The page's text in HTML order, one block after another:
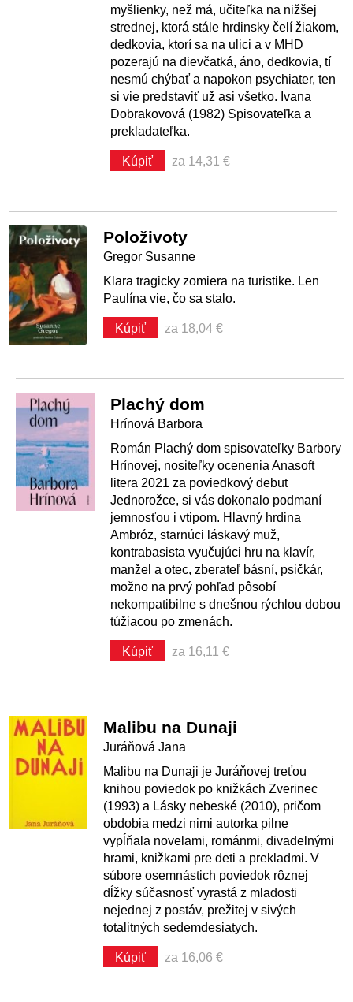
myšlienky, než má, učiteľka na nižšej
strednej, ktorá stále hrdinsky čelí žiakom,
dedkovia, ktorí sa na ulici a v MHD
pozerajú na dievčatká, áno, dedkovia, tí
nesmú chýbať a napokon psychiater, ten
si vie predstaviť už asi všetko. Ivana
Dobrakovová (1982) Spisovateľka a
prekladateľka.
Kúpiť za 14,31 €
Položivoty
Gregor Susanne
Klara tragicky zomiera na turistike. Len
Paulína vie, čo sa stalo.
Kúpiť za 18,04 €
Plachý dom
Hrínová Barbora
Román Plachý dom spisovateľky Barbory
Hrínovej, nositeľky ocenenia Anasoft
litera 2021 za poviedkový debut
Jednorožce, si vás dokonalo podmaní
jemnosťou i vtipom. Hlavný hrdina
Ambróz, starnúci láskavý muž,
kontrabasista vyučujúci hru na klavír,
manžel a otec, zberateľ básní, psičkár,
možno na prvý pohľad pôsobí
nekompatibilne s dnešnou rýchlou dobou
túžiacou po zmenách.
Kúpiť za 16,11 €
Malibu na Dunaji
Juráňová Jana
Malibu na Dunaji je Juráňovej treťou
knihou poviedok po knižkách Zverinec
(1993) a Lásky nebeské (2010), pričom
obdobia medzi nimi autorka pilne
vypĺňala novelami, románmi, divadelnými
hrami, knižkami pre deti a prekladmi. V
súbore osemnástich poviedok rôznej
dĺžky súčasnosť vyrastá z mladosti
nejednej z postáv, prežitej v sivých
totalitných sedemdesiatych.
Kúpiť za 16,06 €